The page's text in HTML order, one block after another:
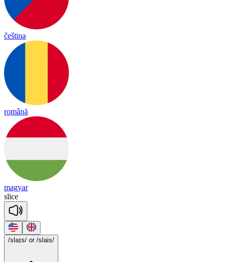
čeština
română
magyar
slice
/slaɪs/ or /slais/